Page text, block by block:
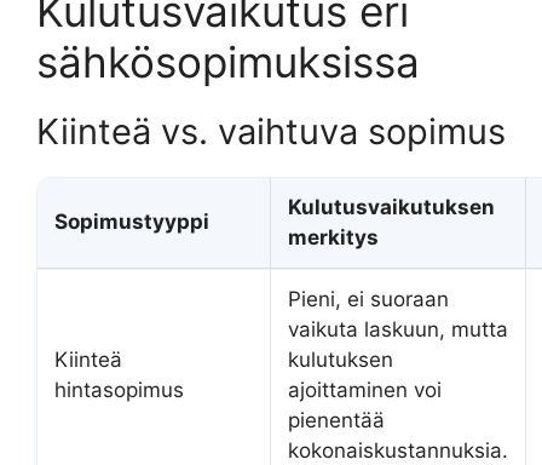
Kulutusvaikutus eri
sähkösopimuksissa
Kiinteä vs. vaihtuva sopimus
Sopimustyyppi
Kulutusvaikutuksen
merkitys
Kiinteä
hintasopimus
Pieni, ei suoraan
vaikuta laskuun, mutta
kulutuksen
ajoittaminen voi
pienentää
kokonaiskustannuksia.